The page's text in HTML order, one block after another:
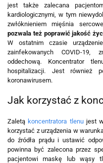
jest także zalecana
kardiologicznymi, w tym
zwłóknieniem mięśnia
pozwala też poprawić jakość
W ostatnim czasie
zainfekowanych COVID-19,
oddechową. Koncentrator
hospitalizacji. Jest również
koronawirusem.
Jak korzystać z
Zaletą koncentratora tlenujest
korzystać z urządzenia w
do źródła prądu i ustawić
powinna być zalecona przez
pacjentowi maskę lub wąsy